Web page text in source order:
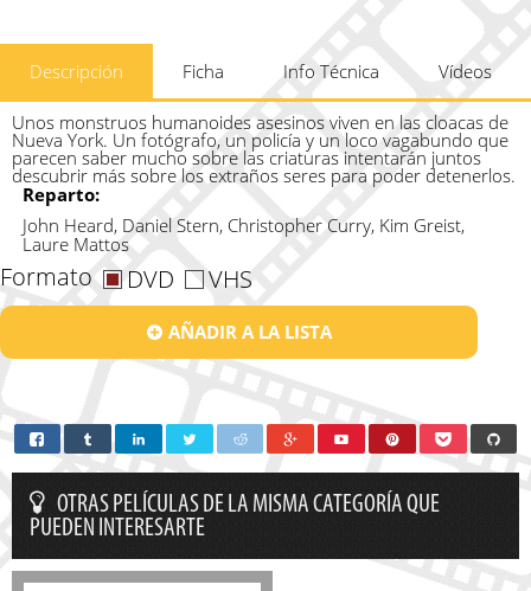
Descripción Ficha Info Técnica Vídeos
Unos monstruos humanoides asesinos viven en las cloacas de
Nueva York. Un fotógrafo, un policía y un loco vagabundo que
parecen saber mucho sobre las criaturas intentarán juntos
descubrir más sobre los extraños seres para poder detenerlos.
Reparto:
John Heard, Daniel Stern, Christopher Curry, Kim Greist,
Laure Mattos
Formato DVD VHS
AÑADIR A LA LISTA
OTRAS PELÍCULAS DE LA MISMA CATEGORÍA QUE
PUEDEN INTERESARTE